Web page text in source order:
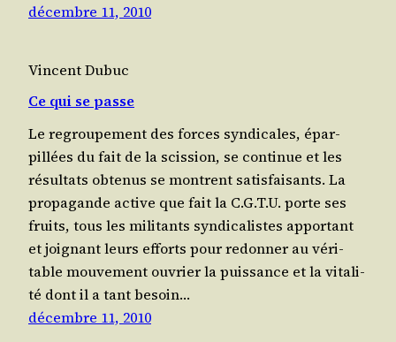
décembre 11, 2010
Vincent Dubuc
Ce qui se passe
Le regrou­pe­ment des forces syn­di­cales, épar­
pillées du fait de la scis­sion, se conti­nue et les
résul­tats obte­nus se montrent satisfaisants. La
pro­pa­gande active que fait la C.G.T.U. porte ses
fruits, tous les mili­tants syn­di­ca­listes appor­tant
et joi­gnant leurs efforts pour redon­ner au véri­
table mou­ve­ment ouvrier la puis­sance et la vita­li­
té dont il a tant besoin…
décembre 11, 2010